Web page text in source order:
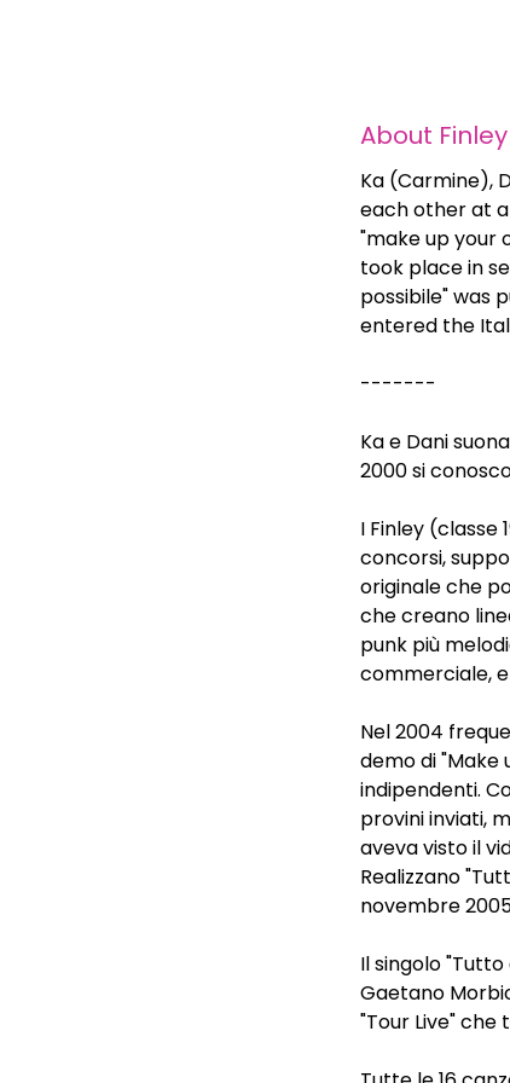
About Finley
Ka (Carmine),
each other at
"make up your
took place in
possibile" was
entered the
-------
Ka e Dani
2000 si
I Finley (classe
concorsi,
originale che
che creano
punk più
commerciale,
Nel 2004
demo di
indipendenti.
provini inviati,
aveva visto il
Realizzano
novembre
Il singolo
Gaetano
"Tour Live"